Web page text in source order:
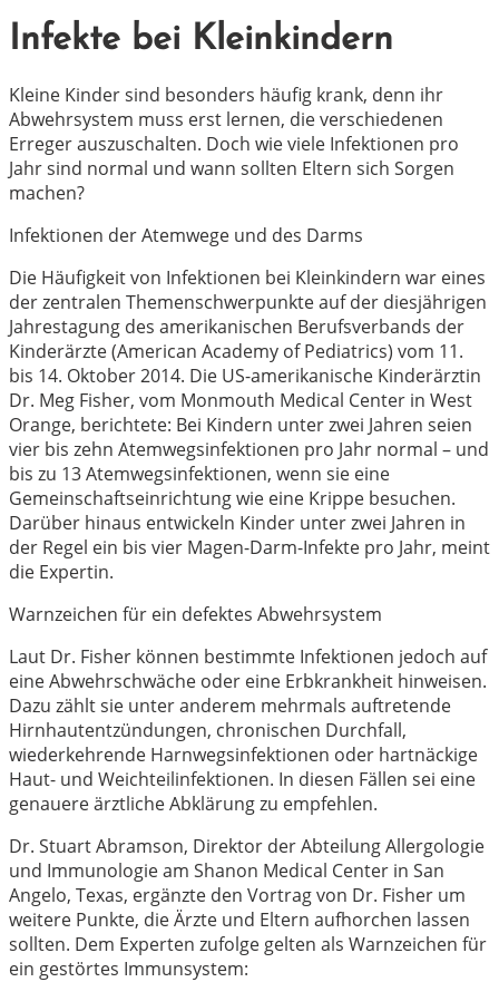
Infekte bei Kleinkindern
Kleine Kinder sind besonders häufig krank, denn ihr
Abwehrsystem muss erst lernen, die verschiedenen
Erreger auszuschalten. Doch wie viele Infektionen pro
Jahr sind normal und wann sollten Eltern sich Sorgen
machen?
Infektionen der Atemwege und des Darms
Die Häufigkeit von Infektionen bei Kleinkindern war eines
der zentralen Themenschwerpunkte auf der diesjährigen
Jahrestagung des amerikanischen Berufsverbands der
Kinderärzte (American Academy of Pediatrics) vom 11.
bis 14. Oktober 2014. Die US-amerikanische Kinderärztin
Dr. Meg Fisher, vom Monmouth Medical Center in West
Orange, berichtete: Bei Kindern unter zwei Jahren seien
vier bis zehn Atemwegsinfektionen pro Jahr normal – und
bis zu 13 Atemwegsinfektionen, wenn sie eine
Gemeinschaftseinrichtung wie eine Krippe besuchen.
Darüber hinaus entwickeln Kinder unter zwei Jahren in
der Regel ein bis vier Magen-Darm-Infekte pro Jahr, meint
die Expertin.
Warnzeichen für ein defektes Abwehrsystem
Laut Dr. Fisher können bestimmte Infektionen jedoch auf
eine Abwehrschwäche oder eine Erbkrankheit hinweisen.
Dazu zählt sie unter anderem mehrmals auftretende
Hirnhautentzündungen, chronischen Durchfall,
wiederkehrende Harnwegsinfektionen oder hartnäckige
Haut- und Weichteilinfektionen. In diesen Fällen sei eine
genauere ärztliche Abklärung zu empfehlen.
Dr. Stuart Abramson, Direktor der Abteilung Allergologie
und Immunologie am Shanon Medical Center in San
Angelo, Texas, ergänzte den Vortrag von Dr. Fisher um
weitere Punkte, die Ärzte und Eltern aufhorchen lassen
sollten. Dem Experten zufolge gelten als Warnzeichen für
ein gestörtes Immunsystem: